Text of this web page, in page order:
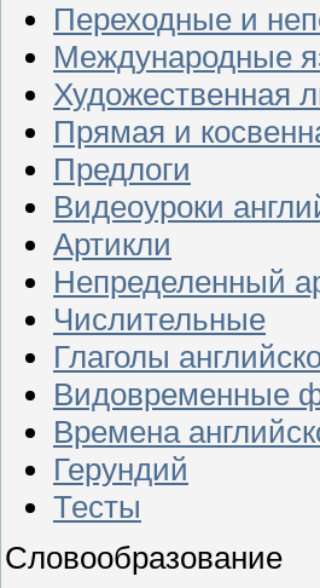
Переходные и
Международные
Художественная
Прямая и
Предлоги
Видеоуроки
Артикли
Непределенный
Числительные
Глаголы
Видовременные
Времена
Герундий
Тесты
Словообразование